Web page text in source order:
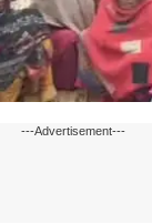
---Advertisement---